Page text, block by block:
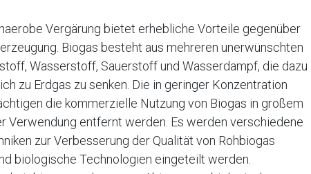
Vergärung bietet erhebliche Vorteile gegenüber
Biogas besteht aus mehreren unerwünschten
Wasserstoff, Sauerstoff und Wasserdampf, die dazu
zu Erdgas zu senken. Die in geringer Konzentration
die kommerzielle Nutzung von Biogas in großem
Verwendung entfernt werden. Es werden verschiedene
zur Verbesserung der Qualität von Rohbiogas
biologische Technologien eingeteilt werden.